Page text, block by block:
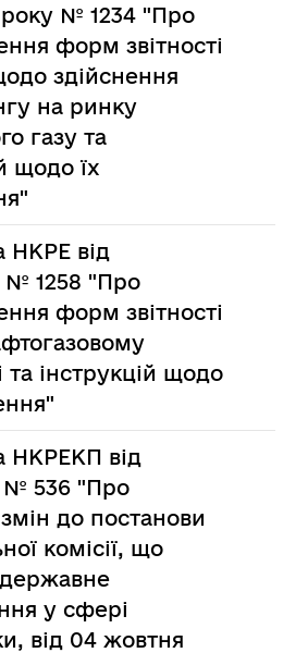
року № 1234 "Про
форм звітності
здійснення
на ринку
газу та
щодо їх
НКРЕ від
№ 1258 "Про
форм звітності
та інструкцій щодо
НКРЕКП від
№ 536 "Про
до постанови
комісії, що
у сфері
від 04 жовтня